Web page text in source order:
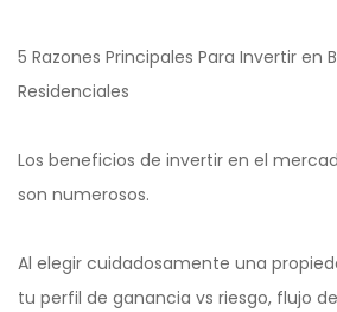
5 Razones Principales Para Invertir en
Residenciales
Los beneficios de invertir en el
son numerosos.
Al elegir cuidadosamente una
tu perfil de ganancia vs riesgo, flujo